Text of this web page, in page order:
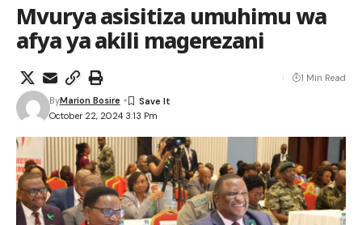
Mvurya asisitiza umuhimu wa
afya ya akili magerezani
October 22, 2024 3:13 Pm
ByMarion Bosire
1 Min Read